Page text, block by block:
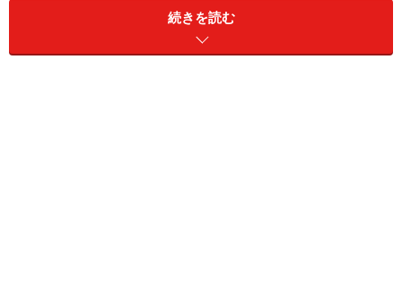
舌の情報だけでも「塩味、苦味、甘味、酸味」といった
続きを読む